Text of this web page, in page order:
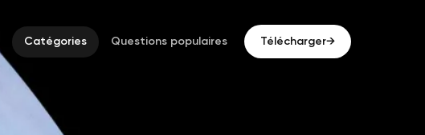
Catégories Questions populaires Télécharger→